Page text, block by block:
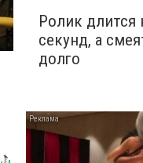
Ролик длится
секунд, а
долго